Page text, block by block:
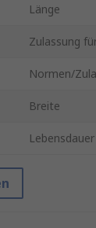
Länge
Zulassung
Normen/
Breite